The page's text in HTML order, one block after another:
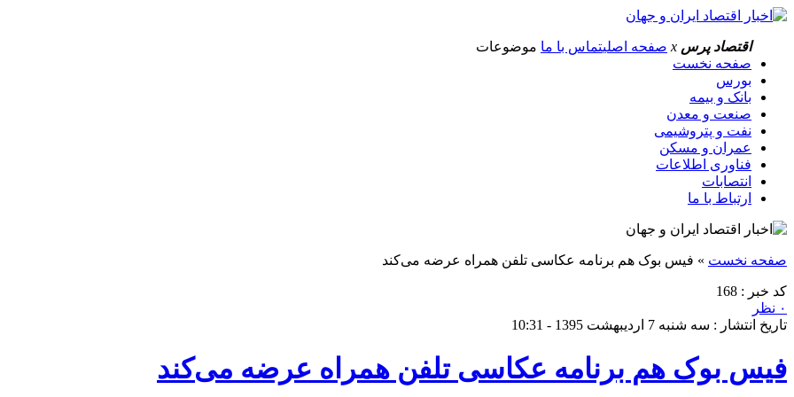
اقتصاد پرس x صفحه اصلیتماس با ما موضوعات
صفحه نخست
بورس
بانک و بیمه
صنعت و معدن
نفت و پتروشیمی
عمران و مسکن
فناوری اطلاعات
انتصابات
ارتباط با ما
صفحه نخست » فیس بوک هم برنامه عکاسی تلفن همراه عرضه می‌کند
کد خبر : 168
۰ نظر
تاریخ انتشار : سه شنبه 7 اردیبهشت 1395 - 10:31
فیس بوک هم برنامه عکاسی تلفن همراه عرضه می‌کند